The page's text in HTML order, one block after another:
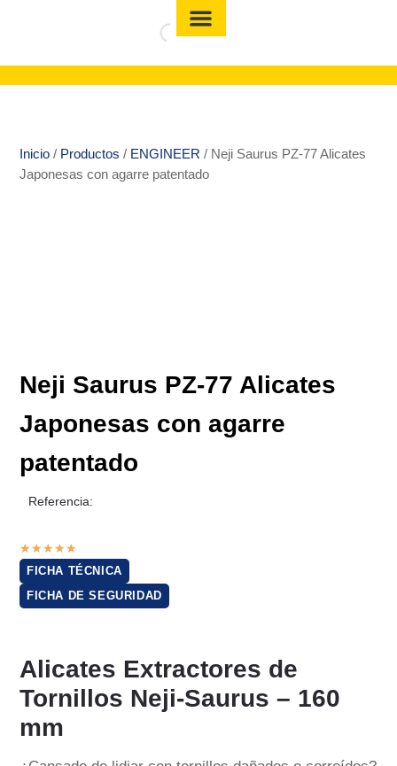
Inicio / Productos / ENGINEER / Neji Saurus PZ-77 Alicates
Japonesas con agarre patentado
Neji Saurus PZ-77 Alicates
Japonesas con agarre
patentado
Referencia:
★★★★★
FICHA TÉCNICA
FICHA DE SEGURIDAD
Alicates Extractores de
Tornillos Neji-Saurus – 160
mm